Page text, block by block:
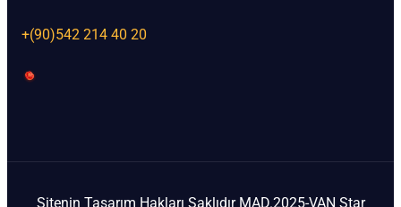
+(90)542 214 40 20
Sitenin Tasarım Hakları Saklıdır MAD.2025-VAN Star